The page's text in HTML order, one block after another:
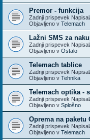
Premor - funkcija
Zadnji prispevek
Objavljeno v Telemach
Lažni SMS za
Zadnji prispevek
Objavljeno v Ostalo
Telemach tablice
Zadnji prispevek
Objavljeno v Tehnika
Telemach optika -
Zadnji prispevek
Objavljeno v Splošno
Oprema na
Zadnji prispevek
Objavljeno v Telemach